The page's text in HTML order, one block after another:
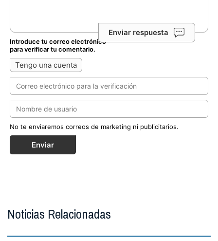
Enviar respuesta
Introduce tu correo electrónico
para verificar tu comentario.
Tengo una cuenta
No te enviaremos correos de marketing ni publicitarios.
Enviar
Noticias Relacionadas